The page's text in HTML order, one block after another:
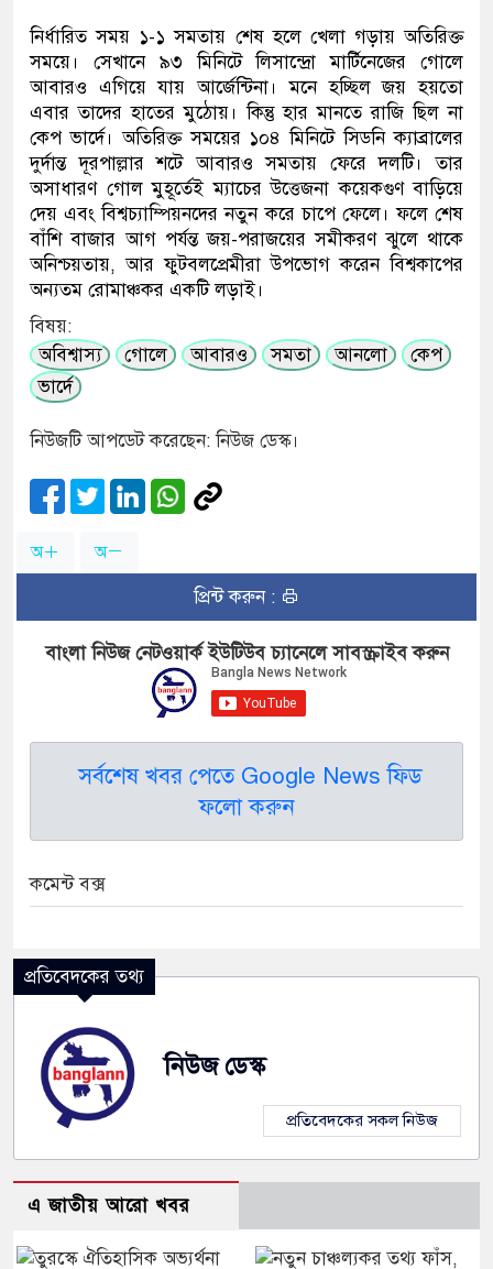
নির্ধারিত সময় ১-১ সমতায় শেষ হলে খেলা গড়ায় অতিরিক্ত
সময়ে। সেখানে ৯৩ মিনিটে লিসান্দ্রো মার্টিনেজের গোলে
আবারও এগিয়ে যায় আর্জেন্টিনা। মনে হচ্ছিল জয় হয়তো
এবার তাদের হাতের মুঠোয়। কিন্তু হার মানতে রাজি ছিল না
কেপ ভার্দে। অতিরিক্ত সময়ের ১০৪ মিনিটে সিডনি ক্যাব্রালের
দুর্দান্ত দূরপাল্লার শটে আবারও সমতায় ফেরে দলটি। তার
অসাধারণ গোল মুহূর্তেই ম্যাচের উত্তেজনা কয়েকগুণ বাড়িয়ে
দেয় এবং বিশ্বচ্যাম্পিয়নদের নতুন করে চাপে ফেলে। ফলে শেষ
বাঁশি বাজার আগ পর্যন্ত জয়-পরাজয়ের সমীকরণ ঝুলে থাকে
অনিশ্চয়তায়, আর ফুটবলপ্রেমীরা উপভোগ করেন বিশ্বকাপের
অন্যতম রোমাঞ্চকর একটি লড়াই।
বিষয়:
অবিশ্বাস্য
গোলে আবারও সমতা আনলো
কেপ
ভার্দে
নিউজটি আপডেট করেছেন: নিউজ ডেস্ক।
অ অ
প্রিন্ট করুন :
বাংলা নিউজ নেটওয়ার্ক ইউটিউব চ্যানেলে সাবস্ক্রাইব করুন
সর্বশেষ খবর পেতে Google News ফিড
ফলো করুন
কমেন্ট বক্স
প্রতিবেদকের তথ্য
নিউজ ডেস্ক
প্রতিবেদকের সকল নিউজ
এ জাতীয় আরো খবর